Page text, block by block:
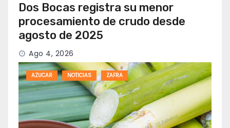
Dos Bocas registra su menor
procesamiento de crudo desde
agosto de 2025
Ago 4, 2026
AZUCAR NOTICIAS ZAFRA